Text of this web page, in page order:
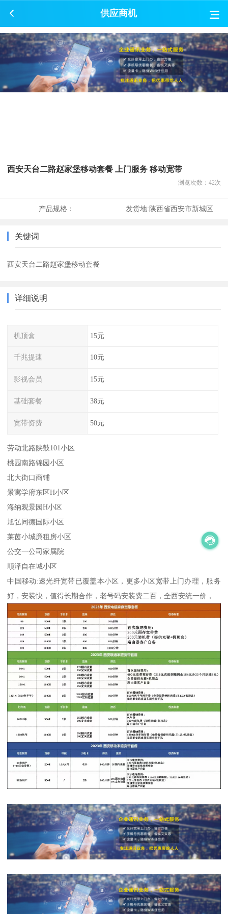
供应商机
西安天台二路赵家堡移动套餐 上门服务 移动宽带
浏览次数： 42次
产品规格： 发货地:陕西省西安市新城区
关键词
西安天台二路赵家堡移动套餐
详细说明
机顶盒 15元
千兆提速 10元
影视会员 15元
基础套餐 38元
宽带资费 50元
劳动北路陕鼓101小区
桃园南路锦园小区
北大街口商铺
景寓学府东区H小区
海纳观景园H小区
旭弘同德国际小区
莱茵小城廉租房小区
公交一公司家属院
顺泽自在城小区
中国移动:速光纤宽带已覆盖本小区，更多小区宽带上门办理，服务
好，安装快，值得长期合作，老号码安装费二百，全西安统一价，